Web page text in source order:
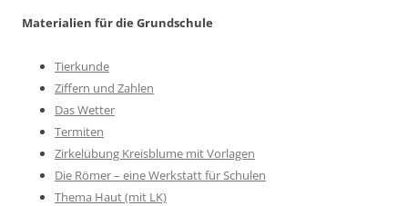
Materialien für die Grundschule
Tierkunde
Ziffern und Zahlen
Das Wetter
Termiten
Zirkelübung Kreisblume mit Vorlagen
Die Römer – eine Werkstatt für Schulen
Thema Haut (mit LK)